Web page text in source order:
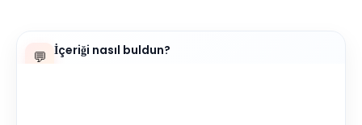
💬 İçeriği nasıl buldun?